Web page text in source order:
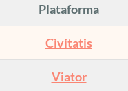
Plataforma
Civitatis
Viator